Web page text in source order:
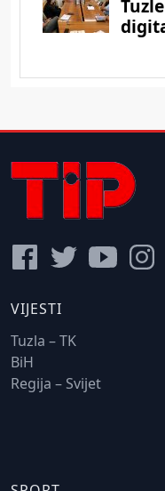
VIJESTI
Tuzla – TK
BiH
Regija – Svijet